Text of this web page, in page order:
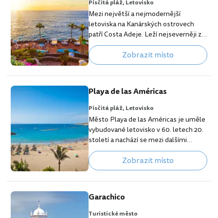
Písčitá pláž, Letovisko
Mezi největší a nejmodernější
letoviska na Kanárských ostrovech
patří Costa Adeje. Leží nejseverněji ze
tří letovisek (Los Cristianos a Playa de
las Américas) velké turistické zóny na
jihu ostrova a nabídne veškeré zázemí
pro všechny typy cestovatelů. V Costa
Adeje si užijí milovníci nočního života v
mnoha barech, restauracích a na
diskotékách, stejně jako rodiny s
dětmi v klidnějších částech města.
Podél celého pobřeží vede krásná
promenáda…
Zobrazit místo
Playa de las Américas
Písčitá pláž, Letovisko
Město Playa de las Américas je uměle
vybudované letovisko v 60. letech 20.
století a nachází se mezi dalšími
letovisky Los Cristianos a Costa
Adeje na jižním cípu Tenerife. Už od
začátku jeho existence láká zejména
cestovatele, kteří rádi kombinují
plážovou dovolenou s nočním
životem. Playa de las Américas je
doslova srdcem zábavy na Tenerife.
Zobrazit místo
Garachico
Turistické město